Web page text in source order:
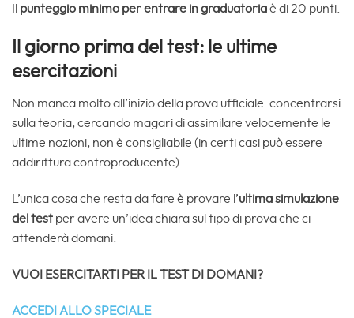
punteggio minimo per entrare in graduatoriaè di 20 punti.
Il giorno prima del test: le ultime
esercitazioni
Non manca molto all’inizio della prova ufficiale: concentrarsi
sulla teoria, cercando magari di assimilare velocemente le
ultime nozioni, non è consigliabile (in certi casi può essere
addirittura controproducente).
L’unica cosa che resta da fare è provare l’ultima simulazione
del test per avere un’idea chiara sul tipo di prova che ci
attenderà domani.
VUOI ESERCITARTI PER IL TEST DI DOMANI?
ACCEDI ALLO SPECIALE